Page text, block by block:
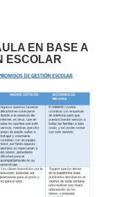
EN BASE A
ESCOLAR